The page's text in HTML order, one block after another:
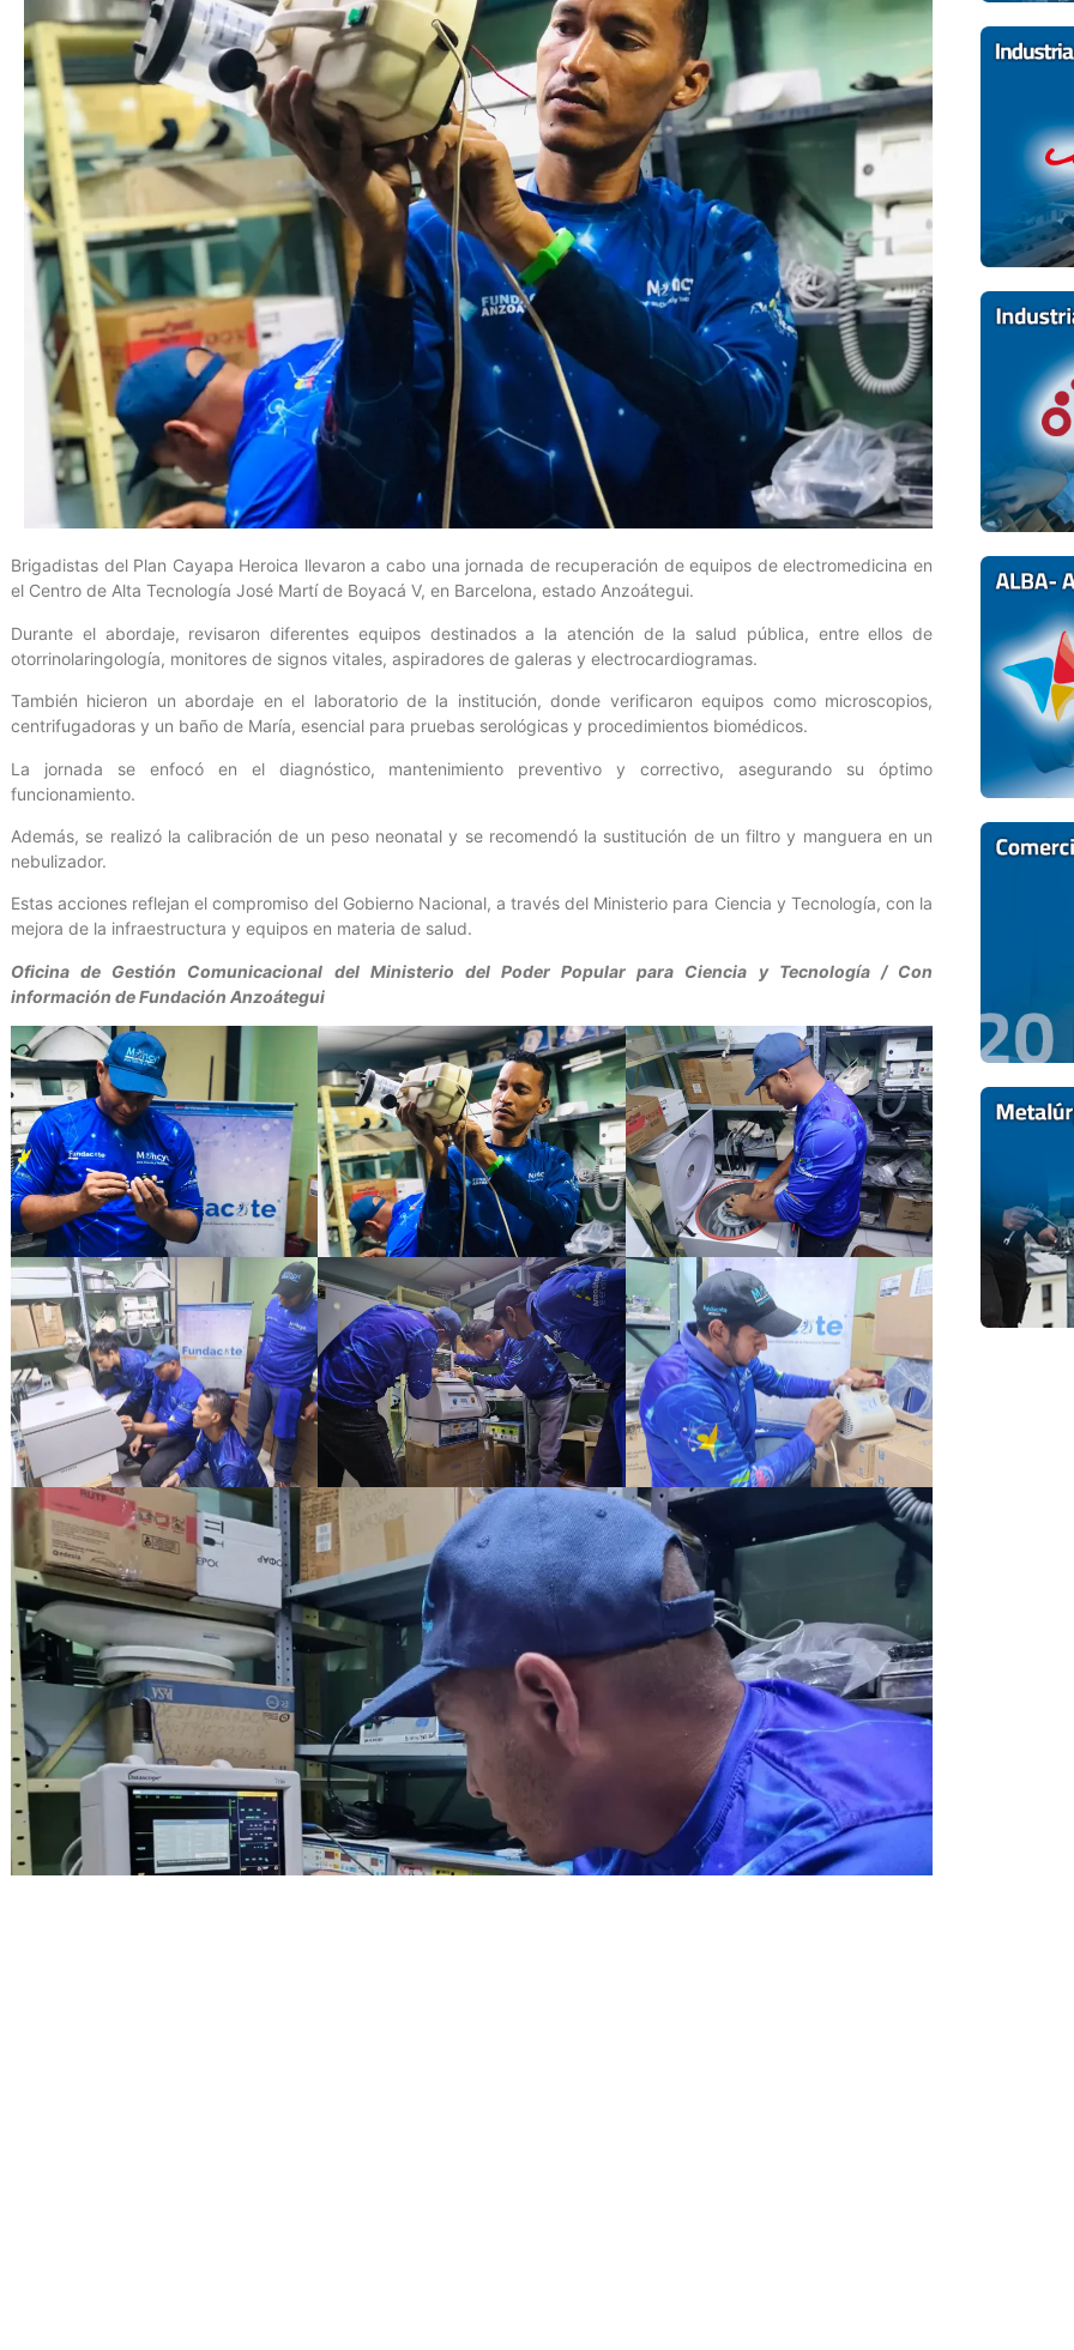
Brigadistas del Plan Cayapa Heroica llevaron a cabo una jornada de recuperación de equipos de electromedicina en
el Centro de Alta Tecnología José Martí de Boyacá V, en Barcelona, estado Anzoátegui.
Durante el abordaje, revisaron diferentes equipos destinados a la atención de la salud pública, entre ellos de
otorrinolaringología, monitores de signos vitales, aspiradores de galeras y electrocardiogramas.
También hicieron un abordaje en el laboratorio de la institución, donde verificaron equipos como microscopios,
centrifugadoras y un baño de María, esencial para pruebas serológicas y procedimientos biomédicos.
La jornada se enfocó en el diagnóstico, mantenimiento preventivo y correctivo, asegurando su óptimo
funcionamiento.
Además, se realizó la calibración de un peso neonatal y se recomendó la sustitución de un filtro y manguera en un
nebulizador.
Estas acciones reflejan el compromiso del Gobierno Nacional, a través del Ministerio para Ciencia y Tecnología, con la
mejora de la infraestructura y equipos en materia de salud.
Oficina de Gestión Comunicacional del Ministerio del Poder Popular para Ciencia y Tecnología / Con
información de Fundación Anzoátegui